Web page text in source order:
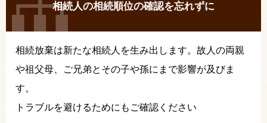
相続人の相続順位の確認を忘れずに
相続放棄は新たな相続人を生み出します。故人の両親
や祖父母、ご兄弟とその子や孫にまで影響が及びま
す。
トラブルを避けるためにもご確認ください